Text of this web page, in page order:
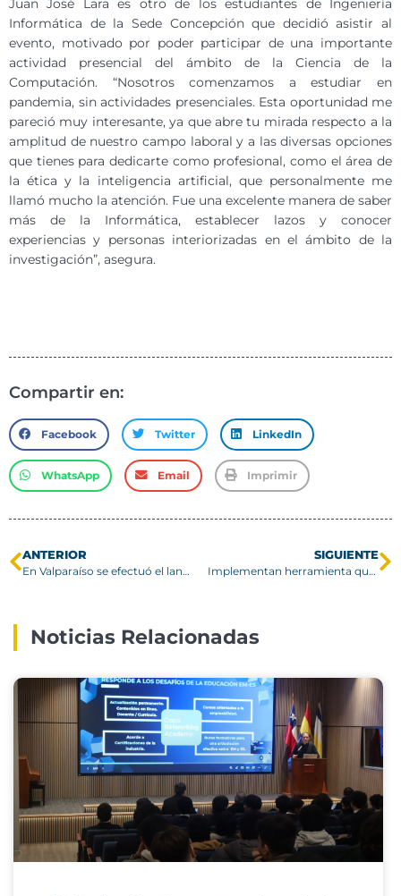
Juan José Lara es otro de los estudiantes de Ingeniería
Informática de la Sede Concepción que decidió asistir al
evento, motivado por poder participar de una importante
actividad presencial del ámbito de la Ciencia de la
Computación. “Nosotros comenzamos a estudiar en
pandemia, sin actividades presenciales. Esta oportunidad me
pareció muy interesante, ya que abre tu mirada respecto a la
amplitud de nuestro campo laboral y a las diversas opciones
que tienes para dedicarte como profesional, como el área de
la ética y la inteligencia artificial, que personalmente me
llamó mucho la atención. Fue una excelente manera de saber
más de la Informática, establecer lazos y conocer
experiencias y personas interiorizadas en el ámbito de la
investigación”, asegura.
Compartir en:
Facebook Twitter LinkedIn
WhatsApp Email Imprimir
ANTERIOR
En Valparaíso se efectuó el lanzamiento de Congreso Futuro 2023
SIGUIENTE
Implementan herramienta que evalúa riesgos de desastres en zona patrimonial de Valparaiso
Noticias Relacionadas